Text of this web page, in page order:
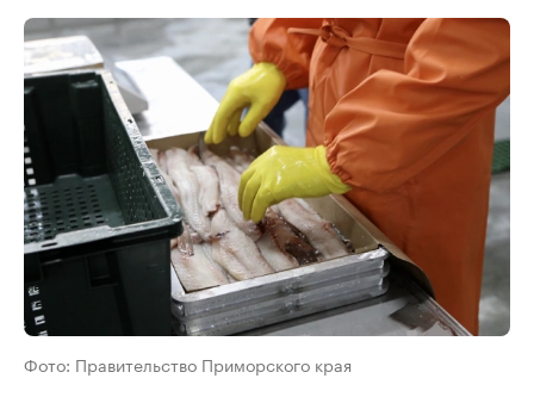
Фото: Правительство Приморского края